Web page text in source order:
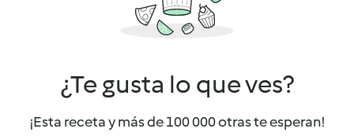
¿Te gusta lo que ves?
¡Esta receta y más de 100 000 otras te esperan!